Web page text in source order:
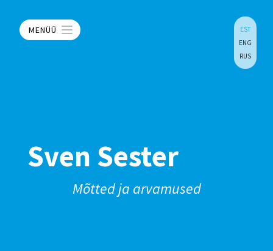
MENÜÜ
EST
ENG
RUS
Sven Sester
Mõtted ja arvamused